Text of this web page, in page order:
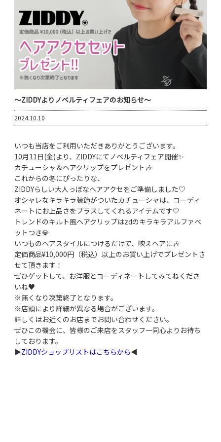
～ZIDDYよりノベルティフェアのお知らせ～
2024.10.10
いつも当店をご利用いただきありがとうございます。
10月11日(金)より、ZIDDYにてノベルティフェア開催✨
カチューシャ＆ヘアクリップをプレゼント🎶
これからの冬にぴったりな、
ZIDDYらしい大人っぽなヘアアクセをご準備しました♡
オシャレなキラキラ装飾がついたカチューシャは、コーディ
ネートにお上品さをプラスしてくれるアイテム‎です🤍
トレンドのキルト風ヘアクリップはzdのキラキラアルファベ
ットつき💎
いつものヘアスタイルにつけるだけで、映えヘアに🎶
定価商品¥10,000円（税込）以上のお買い上げでプレゼントさ
せて頂きます！
ぜひゲットして、お洋服とコーディネートしてみてねくださ
いね♥
※無くなり次第終了となります。
※店頭により詳細が異なる場合がございます。
詳しくはお近くのお店までお問い合わせください。
ぜひこの機会に、皆様のご来店をスタッフ一同心よりお待ち
しております。
▶ZIDDYショップリストはこちらから◀